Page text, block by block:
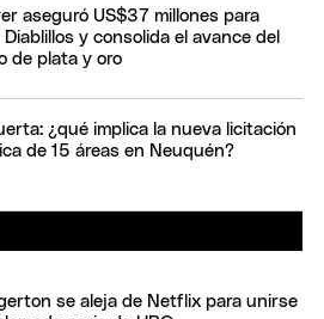
aseguró US$37 millones para
y consolida el avance del
de plata y oro
¿qué implica la nueva licitación
de 15 áreas en Neuquén?
se aleja de Netflix para unirse